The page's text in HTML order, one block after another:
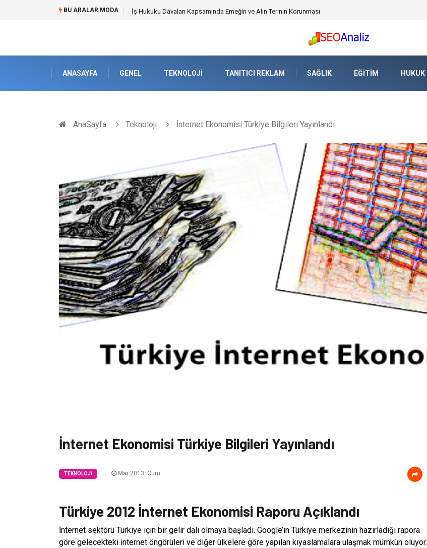
BU ARALAR MODA Best Security Software (En İyi Güvenlik Yazılımı) ile Uzaktan Çalışmada Ağ Güvenliğini Sağlamak
ANASAYFA GENEL TEKNOLOJI TANITICI REKLAM SAĞLIK EĞITIM HUKUK
AnaSayfa Teknoloji İnternet Ekonomisi Türkiye Bilgileri Yayınlandı
İnternet Ekonomisi Türkiye Bilgileri Yayınlandı
TEKNOLOJI Mar 2013, Cum
Türkiye 2012 İnternet Ekonomisi Raporu Açıklandı
İnternet sektörü Türkiye için bir gelir dalı olmaya başladı. Google’ın Türkiye merkezinin hazırladığı rapora
göre gelecekteki internet öngörüleri ve diğer ülkelere göre yapılan kıyaslamalara ulaşmak mümkün oluyor.